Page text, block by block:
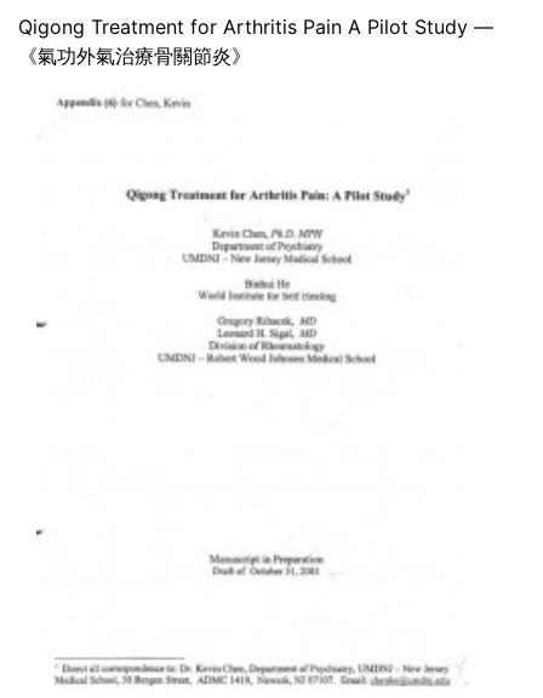
Qigong Treatment for Arthritis Pain A Pilot Study —
《氣功外氣治療骨關節炎》